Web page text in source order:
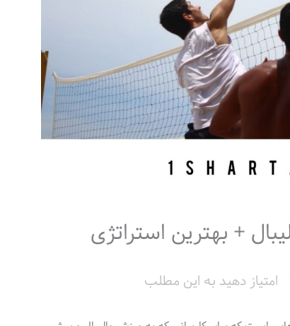
+ بهترین استراتژی
امتیاز دهید به این مطلب